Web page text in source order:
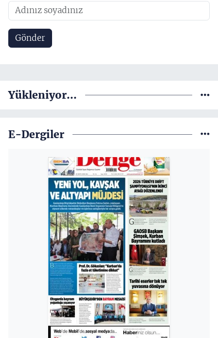
Gönder
Yükleniyor...
E-Dergiler